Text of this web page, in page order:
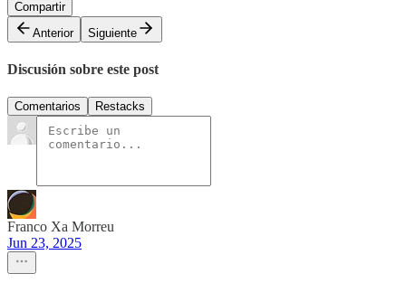
Compartir
Anterior
Siguiente
Discusión sobre este post
Comentarios Restacks
Franco Xa Morreu
Jun 23, 2025